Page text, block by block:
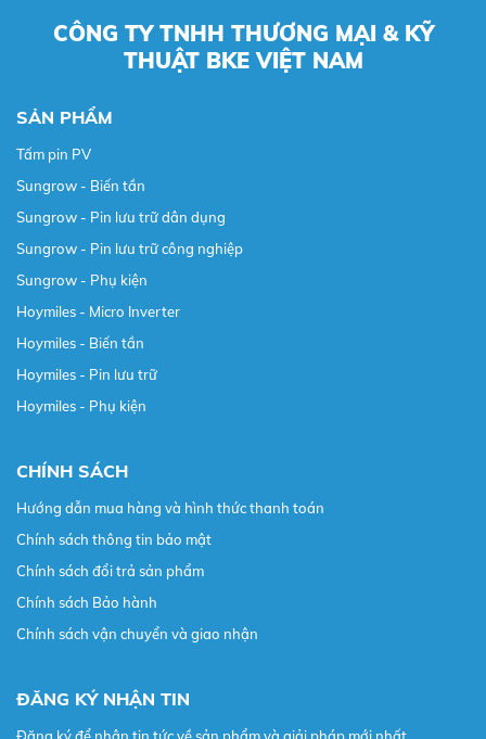
CÔNG TY TNHH THƯƠNG MẠI & KỸ
THUẬT BKE VIỆT NAM
SẢN PHẨM
Tấm pin PV
Sungrow - Biến tần
Sungrow - Pin lưu trữ dân dụng
Sungrow - Pin lưu trữ công nghiệp
Sungrow - Phụ kiện
Hoymiles - Micro Inverter
Hoymiles - Biến tần
Hoymiles - Pin lưu trữ
Hoymiles - Phụ kiện
CHÍNH SÁCH
Hướng dẫn mua hàng và hình thức thanh toán
Chính sách thông tin bảo mật
Chính sách đổi trả sản phẩm
Chính sách Bảo hành
Chính sách vận chuyển và giao nhận
ĐĂNG KÝ NHẬN TIN
Đăng ký để nhận tin tức về sản phẩm và giải pháp mới nhất